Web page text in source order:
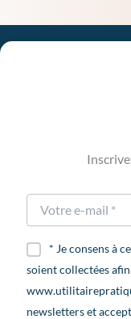
* Je consens à
soient collectées
newsletters et